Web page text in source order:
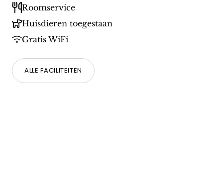
Roomservice
Huisdieren toegestaan
Gratis WiFi
ALLE FACILITEITEN